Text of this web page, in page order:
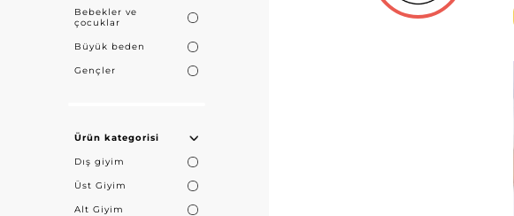
Bebekler ve
çocuklar
Büyük beden
Gençler
Ürün kategorisi
Dış giyim
Üst Giyim
Alt Giyim